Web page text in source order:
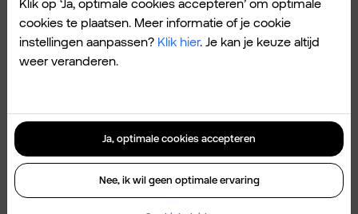
Perplexity: een extra betrouwbare AI
app.
Perplexity is beter dan gewone
Klik op ‘Ja, optimale cookies accepteren’ om optimale
cookies te plaatsen. Meer informatie of je cookie
instellingen aanpassen? Klik hier. Je kan je keuze altijd
weer veranderen.
Ja, optimale cookies accepteren
Nee, ik wil geen optimale ervaring